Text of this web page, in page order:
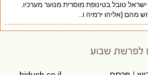
טובל בטינופת מוסרית מנוער מערכיו.
[אליהו ירמיה ו..